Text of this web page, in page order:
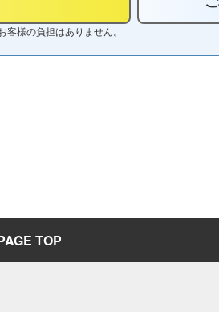
様の負担はありません。
TOP